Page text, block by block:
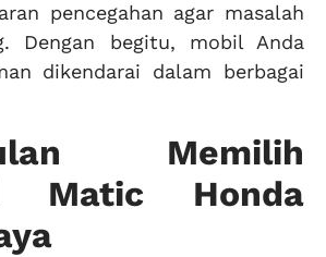
pencegahan agar masalah
Dengan begitu, mobil Anda
dikendarai dalam berbagai
Memilih
Matic Honda